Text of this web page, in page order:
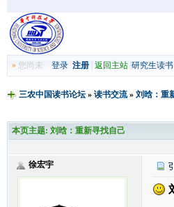
»您尚未 登录 注册| 返回主站| 研究生读书|
三农中国读书论坛» 读书交流» 刘晗：重
本页主题: 刘晗：重新寻找自己
徐宏宇